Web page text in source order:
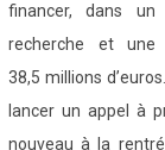
financer, dans
recherche et
38,5 millions
lancer un appel à
nouveau à la